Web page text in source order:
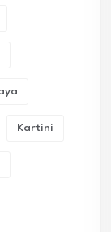
Kartini